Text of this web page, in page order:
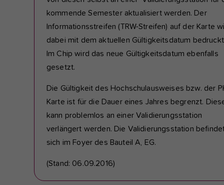
kommende Semester aktualisiert werden. Der
Informationsstreifen (TRW-Streifen) auf der Karte
dabei mit dem aktuellen Gültigkeitsdatum
Im Chip wird das neue Gültigkeitsdatum ebenfalls
gesetzt.
Die Gültigkeit des Hochschulausweises bzw. der
Karte ist für die Dauer eines Jahres begrenzt.
kann problemlos an einer Validierungsstation
verlängert werden. Die Validierungsstation
sich im Foyer des Bauteil A, EG.
(Stand: 06.09.2016)